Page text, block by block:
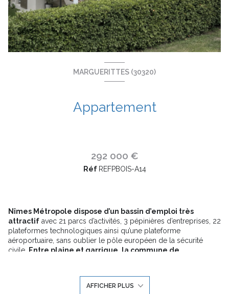
MARGUERITTES (30320)
Appartement
292 000 €
Réf REFPBOIS-A14
Nîmes Métropole dispose d’un bassin d’emploi très
attractif avec 21 parcs d’activités, 3 pépinières d’entreprises, 22
plateformes technologiques ainsi qu’une plateforme
aéroportuaire, sans oublier le pôle européen de la sécurité
civile. Entre plaine et garrigue, la commune de
patrimoine naturel remarquable :un site Natura 2000 (les
"costières nîmoises"), un espace protégé (les "Costières de
AFFICHER PLUS